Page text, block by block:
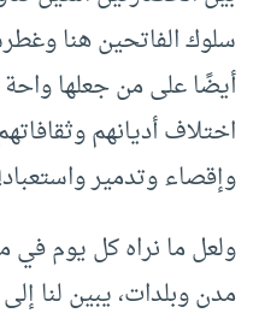
سلوك الفاتحين هنا
أيضًا على من جعلها
اختلاف أديانهم
وإقصاء وتدمير واستعباد!
ولعل ما نراه كل يوم في
مدن وبلدات، يبين لنا